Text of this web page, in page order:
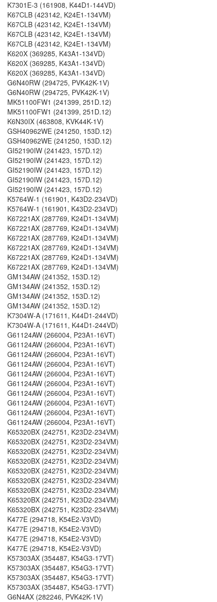
K7301E-3 (161908, K44D1-144VD)
K67CLB (423142, K24E1-134VM)
K67CLB (423142, K24E1-134VM)
K67CLB (423142, K24E1-134VM)
K67CLB (423142, K24E1-134VM)
K620X (369285, K43A1-134VD)
K620X (369285, K43A1-134VD)
K620X (369285, K43A1-134VD)
G6N40RW (294725, PVK42K-1V)
G6N40RW (294725, PVK42K-1V)
MK51100FW1 (241399, 251D.12)
MK51100FW1 (241399, 251D.12)
K6N30IX (463808, KVK44K-1V)
GSH40962WE (241250, 153D.12)
GSH40962WE (241250, 153D.12)
GI52190IW (241423, 157D.12)
GI52190IW (241423, 157D.12)
GI52190IW (241423, 157D.12)
GI52190IW (241423, 157D.12)
GI52190IW (241423, 157D.12)
K5764W-1 (161901, K43D2-234VD)
K5764W-1 (161901, K43D2-234VD)
K67221AX (287769, K24D1-134VM)
K67221AX (287769, K24D1-134VM)
K67221AX (287769, K24D1-134VM)
K67221AX (287769, K24D1-134VM)
K67221AX (287769, K24D1-134VM)
K67221AX (287769, K24D1-134VM)
GM134AW (241352, 153D.12)
GM134AW (241352, 153D.12)
GM134AW (241352, 153D.12)
GM134AW (241352, 153D.12)
K7304W-A (171611, K44D1-244VD)
K7304W-A (171611, K44D1-244VD)
G61124AW (266004, P23A1-16VT)
G61124AW (266004, P23A1-16VT)
G61124AW (266004, P23A1-16VT)
G61124AW (266004, P23A1-16VT)
G61124AW (266004, P23A1-16VT)
G61124AW (266004, P23A1-16VT)
G61124AW (266004, P23A1-16VT)
G61124AW (266004, P23A1-16VT)
G61124AW (266004, P23A1-16VT)
G61124AW (266004, P23A1-16VT)
K65320BX (242751, K23D2-234VM)
K65320BX (242751, K23D2-234VM)
K65320BX (242751, K23D2-234VM)
K65320BX (242751, K23D2-234VM)
K65320BX (242751, K23D2-234VM)
K65320BX (242751, K23D2-234VM)
K65320BX (242751, K23D2-234VM)
K65320BX (242751, K23D2-234VM)
K65320BX (242751, K23D2-234VM)
K477E (294718, K54E2-V3VD)
K477E (294718, K54E2-V3VD)
K477E (294718, K54E2-V3VD)
K477E (294718, K54E2-V3VD)
K57303AX (354487, K54G3-17VT)
K57303AX (354487, K54G3-17VT)
K57303AX (354487, K54G3-17VT)
K57303AX (354487, K54G3-17VT)
G6N4AX (282246, PVK42K-1V)